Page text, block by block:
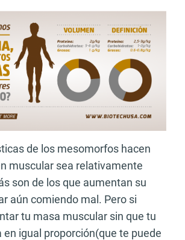
de los mesomorfos hacen
muscular sea relativamente
son de los que aumentan su
aún comiendo mal. Pero si
tu masa muscular sin que tu
en igual proporción(que te puede